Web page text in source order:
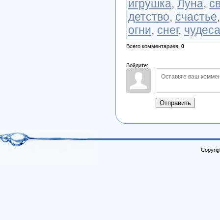
игрушка, Луна,
детство, счастье
огни, снег, чудеса
Всего комментариев: 0
Войдите:
Отправить